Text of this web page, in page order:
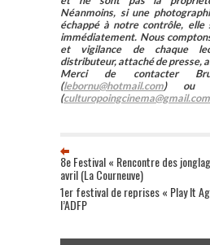
France... peu avant
sa mort, avec la
sortie de Battle…
Néanmoins, si une
échappé à notre contrôle, elle
immédiatement. Nous
et vigilance de chaque
distributeur, attaché de presse,
Merci de contacter
(lebornu@hotmail.com) ou
(culturopoingcinema@gmail.com
8e Festival « Rencontre des
avril (La Courneuve)
1er festival de reprises « Play It
l’ADFP